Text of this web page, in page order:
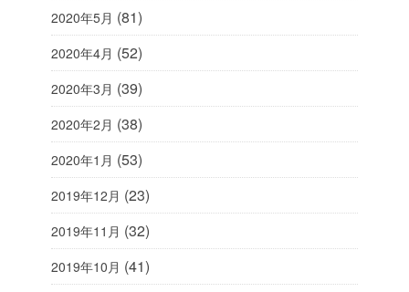
2020年5月 (81)
2020年4月 (52)
2020年3月 (39)
2020年2月 (38)
2020年1月 (53)
2019年12月 (23)
2019年11月 (32)
2019年10月 (41)